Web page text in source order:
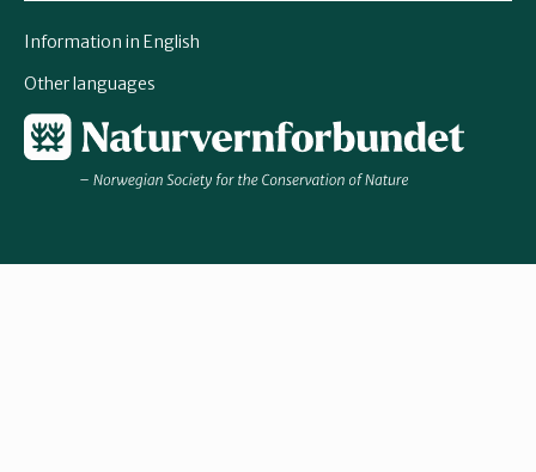
Information in English
Other languages